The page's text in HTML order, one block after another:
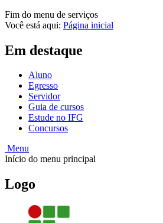
Fim do menu de serviços
Você está aqui: Página inicial
Em destaque
Aluno
Egresso
Servidor
Guia de cursos
Estude no IFG
Concursos
Menu
Início do menu principal
Logo